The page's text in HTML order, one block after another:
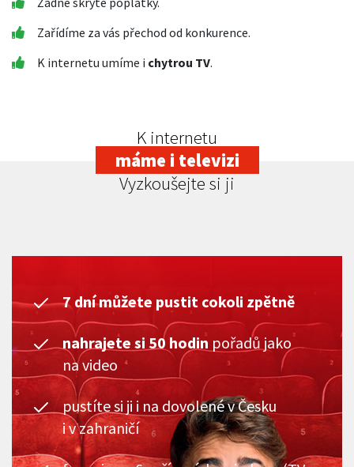
Zařídíme za vás přechod od konkurence.
K internetu umíme i chytrou TV.
K internetu
máme i televizi
Vyzkoušejte si ji
7 dní můžete pustit cokoli zpětně
nahrajete si 50 hodin pořadů jako
na video
pustíte si ji i na dovolené v Česku
i v zahraničí